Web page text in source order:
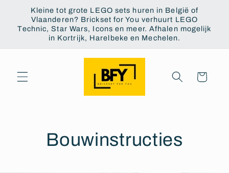
passer
contenu
Kleine tot grote LEGO sets huren in België of
Vlaanderen? Brickset for You verhuurt LEGO
Technic, Star Wars, Icons en meer. Afhalen mogelijk
in Kortrijk, Harelbeke en Mechelen.
Panier
Bouwinstructies